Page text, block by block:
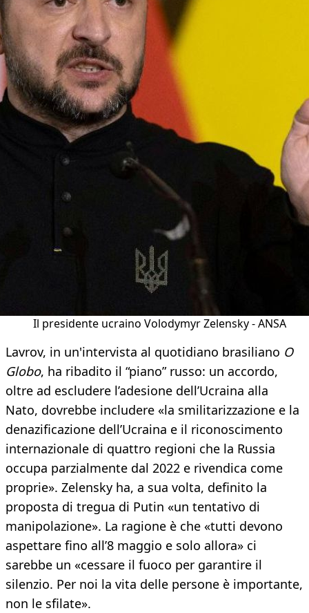
Il presidente ucraino Volodymyr Zelensky - ANSA
Lavrov, in un'intervista al quotidiano brasiliano O
Globo, ha ribadito il “piano” russo: un accordo,
oltre ad escludere l’adesione dell’Ucraina alla
Nato, dovrebbe includere «la smilitarizzazione e la
denazificazione dell’Ucraina e il riconoscimento
internazionale di quattro regioni che la Russia
occupa parzialmente dal 2022 e rivendica come
proprie». Zelensky ha, a sua volta, definito la
proposta di tregua di Putin «un tentativo di
manipolazione». La ragione è che «tutti devono
aspettare fino all’8 maggio e solo allora» ci
sarebbe un «cessare il fuoco per garantire il
silenzio. Per noi la vita delle persone è importante,
non le sfilate».